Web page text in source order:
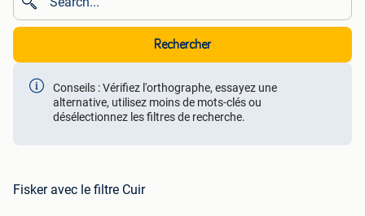
Rechercher
Conseils : Vérifiez l'orthographe, essayez une
alternative, utilisez moins de mots-clés ou
désélectionnez les filtres de recherche.
Fisker avec le filtre Cuir